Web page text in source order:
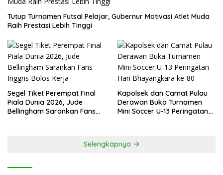
Tutup Turnamen Futsal Pelajar, Gubernur Motivasi Atlet Muda
Raih Prestasi Lebih Tinggi
Segel Tiket Perempat Final
Piala Dunia 2026, Jude
Bellingham Sarankan Fans
Kapolsek dan Camat Pulau
Derawan Buka Turnamen
Mini Soccer U-13 Peringatan
Selengkapnya